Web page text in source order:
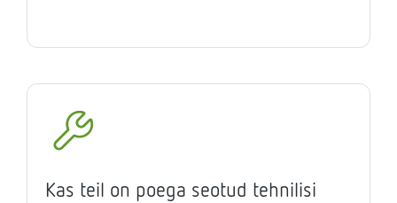
Kas teil on poega seotud tehnilisi